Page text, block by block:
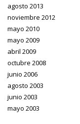
agosto 2013
noviembre 2012
mayo 2010
mayo 2009
abril 2009
octubre 2008
junio 2006
agosto 2003
junio 2003
mayo 2003